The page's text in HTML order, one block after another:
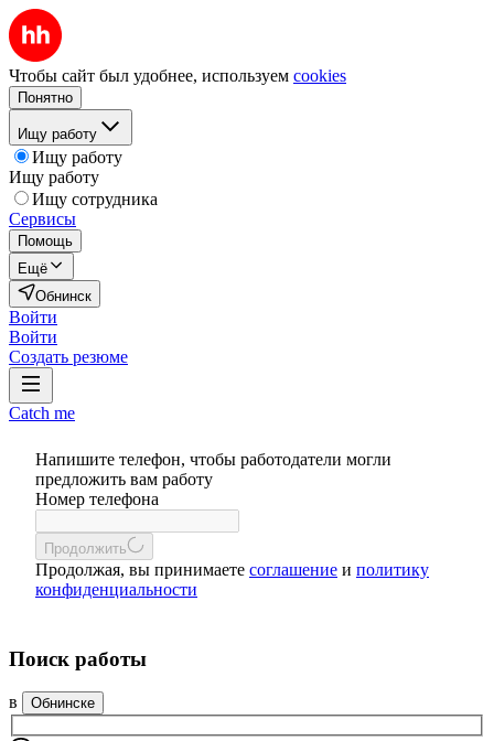
Чтобы сайт был удобнее, используем cookies
Понятно
Ищу работу
Ищу работу
Ищу работу
Ищу сотрудника
Сервисы
Помощь
Ещё
Обнинск
Войти
Войти
Создать резюме
Catch me
Напишите телефон, чтобы работодатели могли
предложить вам работу
Номер телефона
Продолжить
Продолжая, вы принимаете соглашение и политику
конфиденциальности
Поиск работы
в Обнинске